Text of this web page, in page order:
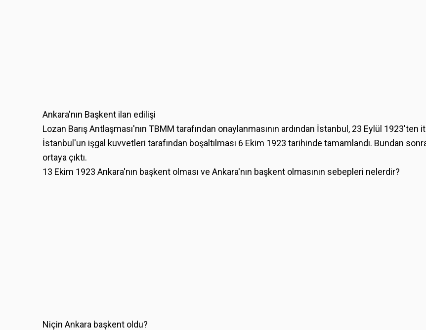
Ankara'nın Başkent ilan edilişi
Lozan Barış Antlaşması'nın TBMM tarafından onaylanmasının ardından İstanbul, 23 Eylül 1923'ten
İstanbul'un işgal kuvvetleri tarafından boşaltılması 6 Ekim 1923 tarihinde tamamlandı. Bundan
ortaya çıktı.
13 Ekim 1923 Ankara'nın başkent olması ve Ankara'nın başkent olmasının sebepleri nelerdir?
Niçin Ankara başkent oldu?